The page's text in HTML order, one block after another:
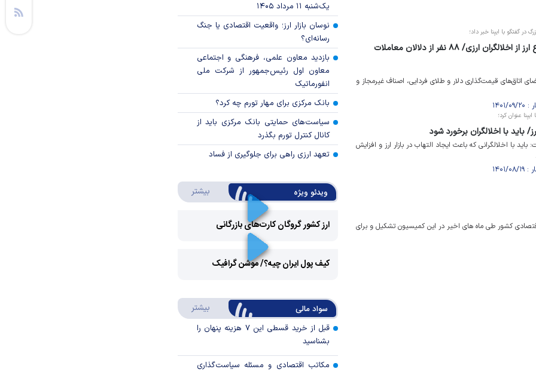
گفتگو با ایبِنا خبر داد؛
کشف ۱۱ میلیون واحد انواع ارز از اخلالگران ارزی/ ۸۸ نفر از دلالان معاملات
۸۸ نفر از اعضای اتاق‌های قیمت‌گذاری دلار و طلای فردایی، اصناف غیرمجاز و
عنوان کرد؛
باید با اخلالگران برخورد شود
با اخلالگرانی که باعث ایجاد التهاب در بازار ارز و افزایش
اخلال در بازار و نظام اقتصادی کشور طی ماه های اخیر در این کمیسیون تشکیل و برای
یک‌شنبه ۱۱ مرداد ۱۴۰۵
نوسان بازار ارز؛ واقعیت اقتصادی یا جنگ
رسانه‌ای؟
بازدید معاون علمی، فرهنگی و اجتماعی
معاون اول رئیس‌جمهور از شرکت ملی
انفورماتیک
بانک مرکزی برای مهار تورم چه کرد؟
سیاست‌های حمایتی بانک مرکزی باید از
کانال کنترل تورم بگذرد
تعهد ارزی راهی برای جلوگیری از فساد
ویدئو ویژه بیشتر درباره ویدئو ویژه
ارز کشور گروگان کارت‌های بازرگانی
Video
کیف پول ایران چیه؟/ موشن گرافیک
سواد مالی بیشتر درباره سواد مالی
قبل از خرید قسطی این ۷ هزینه پنهان را
بشناسید
مکاتب اقتصادی و مسئله سیاست‌گذاری